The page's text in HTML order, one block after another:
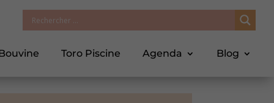
Toro Piscine Agenda Blog